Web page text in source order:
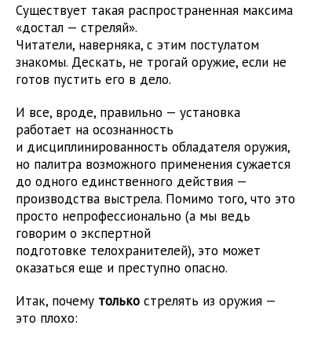
Существует такая распространенная максима
«достал — стреляй».
Читатели, наверняка, с этим постулатом
знакомы. Дескать, не трогай оружие, если не
готов пустить его в дело.
И все, вроде, правильно — установка
работает на осознанность
и дисциплинированность обладателя оружия,
но палитра возможного применения сужается
до одного единственного действия —
производства выстрела. Помимо того, что это
просто непрофессионально (а мы ведь
говорим о экспертной
подготовке телохранителей), это может
оказаться еще и преступно опасно.
Итак, почему только стрелять из оружия —
это плохо: